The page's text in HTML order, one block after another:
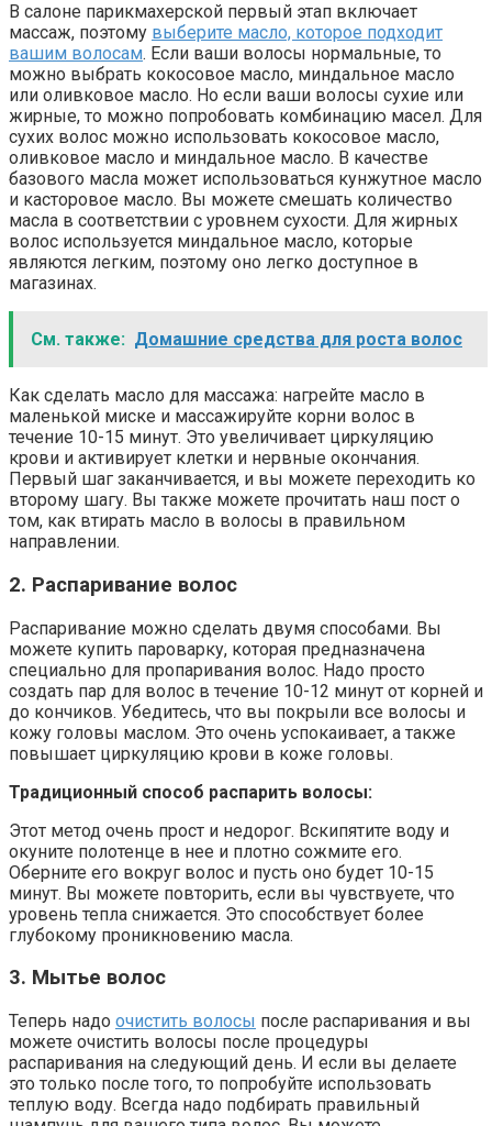
В салоне парикмахерской первый этап включает
массаж, поэтому выберите масло, которое подходит
вашим волосам. Если ваши волосы нормальные, то
можно выбрать кокосовое масло, миндальное масло
или оливковое масло. Но если ваши волосы сухие или
жирные, то можно попробовать комбинацию масел. Для
сухих волос можно использовать кокосовое масло,
оливковое масло и миндальное масло. В качестве
базового масла может использоваться кунжутное масло
и касторовое масло. Вы можете смешать количество
масла в соответствии с уровнем сухости. Для жирных
волос используется миндальное масло, которые
являются легким, поэтому оно легко доступное в
магазинах.
См. также: Домашние средства для роста волос
Как сделать масло для массажа: нагрейте масло в
маленькой миске и массажируйте корни волос в
течение 10-15 минут. Это увеличивает циркуляцию
крови и активирует клетки и нервные окончания.
Первый шаг заканчивается, и вы можете переходить ко
второму шагу. Вы также можете прочитать наш пост о
том, как втирать масло в волосы в правильном
направлении.
2. Распаривание волос
Распаривание можно сделать двумя способами. Вы
можете купить пароварку, которая предназначена
специально для пропаривания волос. Надо просто
создать пар для волос в течение 10-12 минут от корней и
до кончиков. Убедитесь, что вы покрыли все волосы и
кожу головы маслом. Это очень успокаивает, а также
повышает циркуляцию крови в коже головы.
Традиционный способ распарить волосы:
Этот метод очень прост и недорог. Вскипятите воду и
окуните полотенце в нее и плотно сожмите его.
Оберните его вокруг волос и пусть оно будет 10-15
минут. Вы можете повторить, если вы чувствуете, что
уровень тепла снижается. Это способствует более
глубокому проникновению масла.
3. Мытье волос
Теперь надо очистить волосы после распаривания и вы
можете очистить волосы после процедуры
распаривания на следующий день. И если вы делаете
это только после того, то попробуйте использовать
теплую воду. Всегда надо подбирать правильный